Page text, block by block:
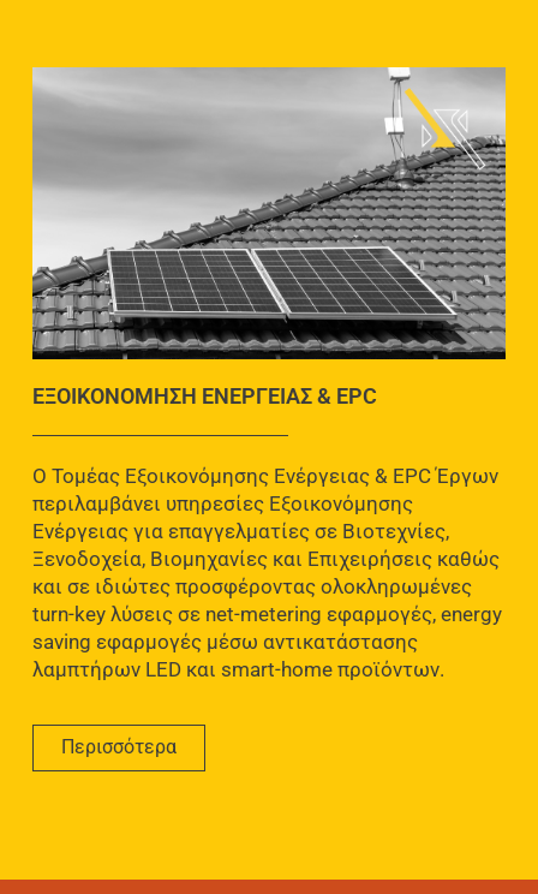
ΕΞΟΙΚΟΝΟΜΗΣΗ ΕΝΕΡΓΕΙΑΣ & EPC
O Τομέας Εξοικονόμησης Ενέργειας & EPC Έργων
περιλαμβάνει υπηρεσίες Εξοικονόμησης
Ενέργειας για επαγγελματίες σε Βιοτεχνίες,
Ξενοδοχεία, Βιομηχανίες και Επιχειρήσεις καθώς
και σε ιδιώτες προσφέροντας ολοκληρωμένες
turn-key λύσεις σε net-metering εφαρμογές, energy
saving εφαρμογές μέσω αντικατάστασης
λαμπτήρων LED και smart-home προϊόντων.
Περισσότερα